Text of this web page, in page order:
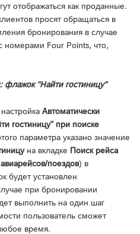
отображаться как проданные.
просят обращаться в
бронирования в случае
номерами Four Points, что,
флажок "Найти гостиницу"
Автоматически
гостиницу" при поиске
параметра указано значение
на вкладке Поиск рейса
поездов) в
будет установлен
при бронировании
выполнить на один шаг
пользователь сможет
время.